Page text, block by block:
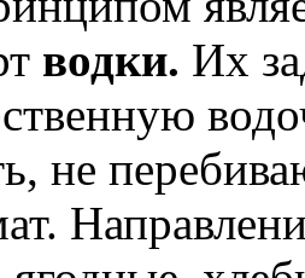
водки. Их
не